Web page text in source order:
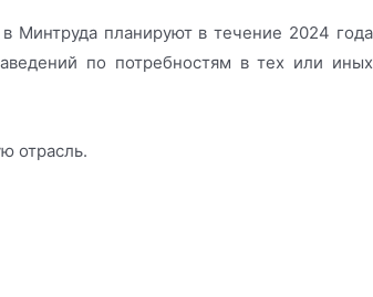
Минтруда планируют в течение 2024 года
по потребностям в тех или иных
отрасль.